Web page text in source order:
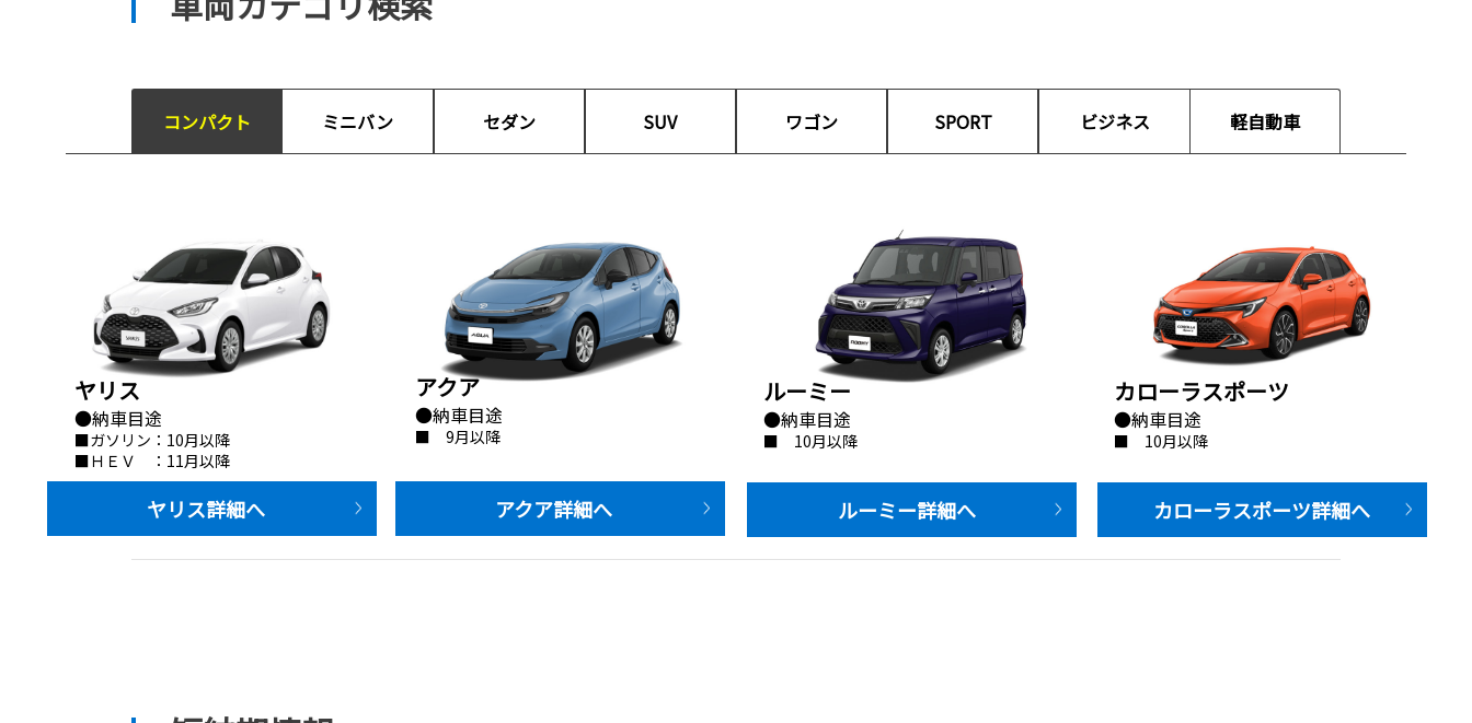
コンパクト ミニバン セダン SUV ワゴン SPORT ビジネス 軽自動車
アクア詳細へ ルーミー詳細へ カローラスポーツ詳細へ
ヤリス詳細へ
アクア
●納車目途
■　9月以降
カローラスポーツ
●納車目途
■　10月以降
ルーミー
●納車目途
■　10月以降
ヤリス
●納車目途
■ガソリン：10月以降
■ＨＥＶ　：11月以降